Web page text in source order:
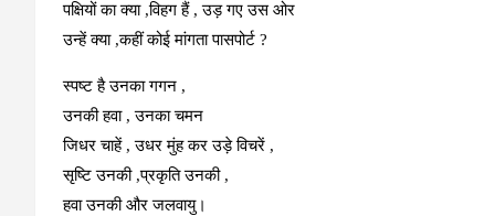
पक्षियों का क्या ,विहग हैं , उड़ गए उस ओर
उन्हें क्या ,कहीं कोई मांगता पासपोर्ट ?
स्पष्ट है उनका गगन ,
उनकी हवा , उनका चमन
जिधर चाहें , उधर मुंह कर उड़े विचरें ,
सृष्टि उनकी ,प्रकृति उनकी ,
हवा उनकी और जलवायु।